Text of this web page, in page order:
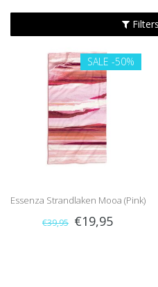
SALE -50%
Essenza Strandlaken Mooa (Pink)
€39,95 €19,95